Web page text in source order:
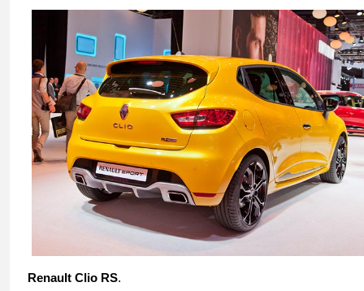
Renault Clio RS.